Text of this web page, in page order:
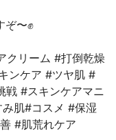
〜✊
クリーム #打倒乾燥
ンケア #ツヤ肌 #
戦 #スキンケアマニ
肌#コスメ #保湿
#肌荒れケア